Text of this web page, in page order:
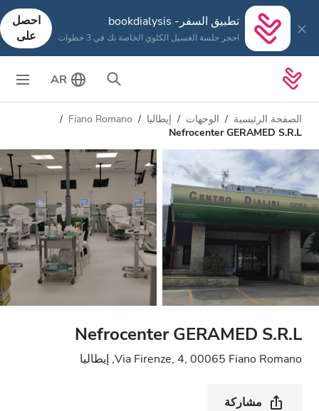
تطبيق السفر- bookdialysis
احجز جلسة الغسيل الكلوي الخاصة بك في 3 خطوات
احصل
على
AR
الصفحة الرئيسية الوجهات إيطاليا
Fiano Romano
Nefrocenter GERAMED S.R.L
Nefrocenter GERAMED S.R.L
Via Firenze, 4, 00065 Fiano Romano, إيطاليا
مشاركة